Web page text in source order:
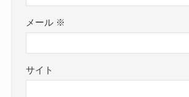
メール ※
サイト